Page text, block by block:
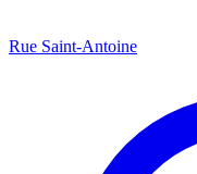
Rue Saint-Antoine